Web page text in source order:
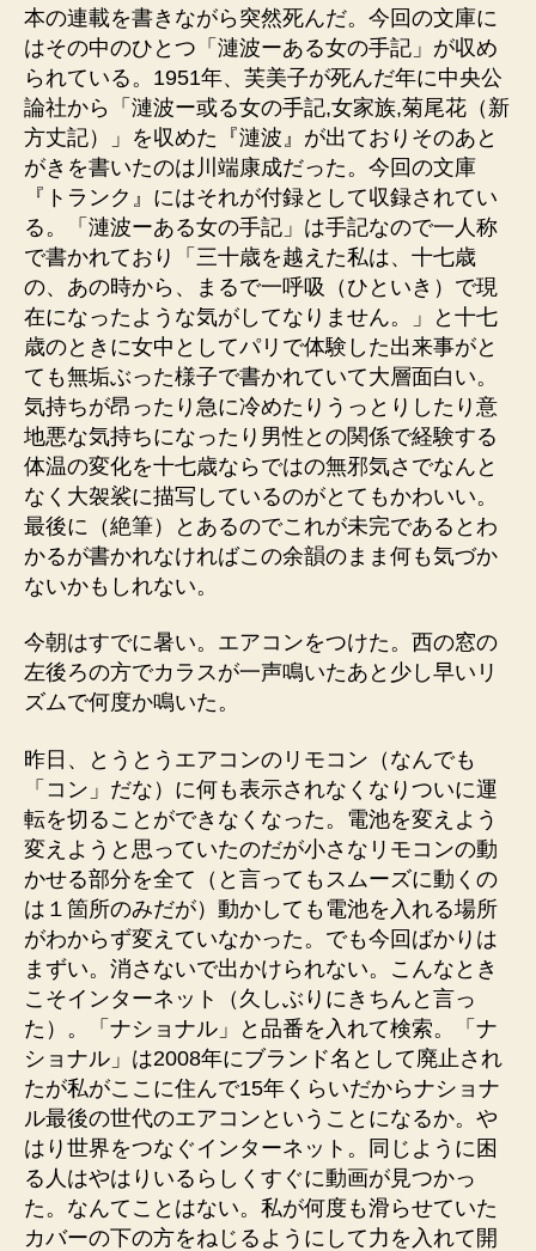
本の連載を書きながら突然死んだ。今回の文庫に
はその中のひとつ「漣波ーある女の手記」が収め
られている。1951年、芙美子が死んだ年に中央公
論社から「漣波ー或る女の手記,女家族,菊尾花（新
方丈記）」を収めた『漣波』が出ておりそのあと
がきを書いたのは川端康成だった。今回の文庫
『トランク』にはそれが付録として収録されてい
る。「漣波ーある女の手記」は手記なので一人称
で書かれており「三十歳を越えた私は、十七歳
の、あの時から、まるで一呼吸（ひといき）で現
在になったような気がしてなりません。」と十七
歳のときに女中としてパリで体験した出来事がと
ても無垢ぶった様子で書かれていて大層面白い。
気持ちが昂ったり急に冷めたりうっとりしたり意
地悪な気持ちになったり男性との関係で経験する
体温の変化を十七歳ならではの無邪気さでなんと
なく大袈裟に描写しているのがとてもかわいい。
最後に（絶筆）とあるのでこれが未完であるとわ
かるが書かれなければこの余韻のまま何も気づか
ないかもしれない。
今朝はすでに暑い。エアコンをつけた。西の窓の
左後ろの方でカラスが一声鳴いたあと少し早いリ
ズムで何度か鳴いた。
昨日、とうとうエアコンのリモコン（なんでも
「コン」だな）に何も表示されなくなりついに運
転を切ることができなくなった。電池を変えよう
変えようと思っていたのだが小さなリモコンの動
かせる部分を全て（と言ってもスムーズに動くの
は１箇所のみだが）動かしても電池を入れる場所
がわからず変えていなかった。でも今回ばかりは
まずい。消さないで出かけられない。こんなとき
こそインターネット（久しぶりにきちんと言っ
た）。「ナショナル」と品番を入れて検索。「ナ
ショナル」は2008年にブランド名として廃止され
たが私がここに住んで15年くらいだからナショナ
ル最後の世代のエアコンということになるか。や
はり世界をつなぐインターネット。同じように困
る人はやはりいるらしくすぐに動画が見つかっ
た。なんてことはない。私が何度も滑らせていた
カバーの下の方をねじるようにして力を入れて開